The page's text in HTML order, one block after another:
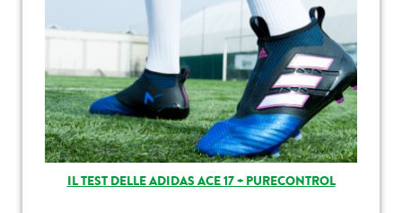
IL TEST DELLE ADIDAS ACE 17 + PURECONTROL